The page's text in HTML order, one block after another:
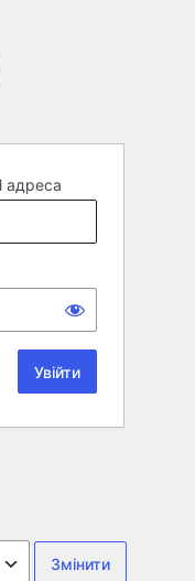
адреса